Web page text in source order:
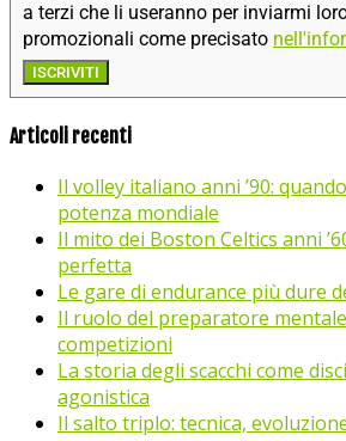
a terzi che li useranno per inviarmi
promozionali come precisato
ISCRIVITI
Articoli recenti
Il volley italiano anni ’90:
potenza mondiale
Il mito dei Boston Celtics anni
perfetta
Le gare di endurance più dure
Il ruolo del preparatore
competizioni
La storia degli scacchi come
agonistica
Il salto triplo: tecnica,